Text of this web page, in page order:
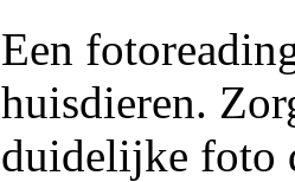
Een
huisdieren.
duidelijke foto